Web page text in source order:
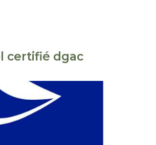
certifié dgac